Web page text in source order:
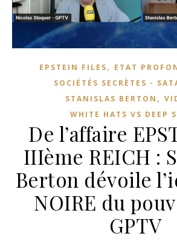
EPSTEIN FILES, ETAT
SOCIÉTÉS SECRÈTES -
STANISLAS BERTON ,
WHITE HATS VS DEEP
De l’affaire
IIIème REICH :
Berton dévoile
NOIRE du
GPTV